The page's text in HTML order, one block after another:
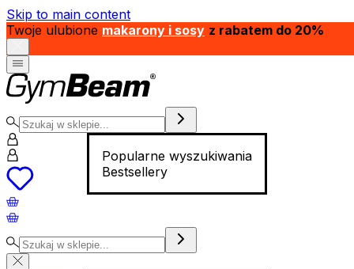
Skip to main content
Twoje ulubione makarony i sosy z rabatem do 20%
Popularne wyszukiwania
Bestsellery